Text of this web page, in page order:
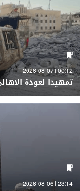
00:12 | 2026-08-07
تمهيدا لعودة
23:14 | 2026-08-06